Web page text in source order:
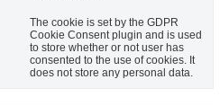
The cookie is set by the GDPR
Cookie Consent plugin and is used
to store whether or not user has
consented to the use of cookies. It
does not store any personal data.